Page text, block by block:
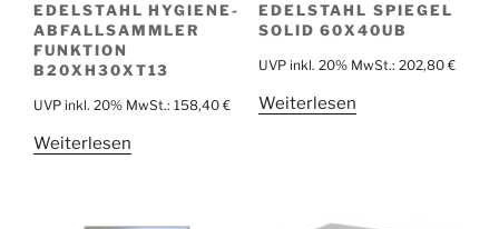
EDELSTAHL HYGIENE-
ABFALLSAMMLER
FUNKTION
B20XH30XT13
UVP inkl. 20% MwSt.: 158,40 €
Weiterlesen
EDELSTAHL SPIEGEL
SOLID 60X40UB
UVP inkl. 20% MwSt.: 202,80 €
Weiterlesen